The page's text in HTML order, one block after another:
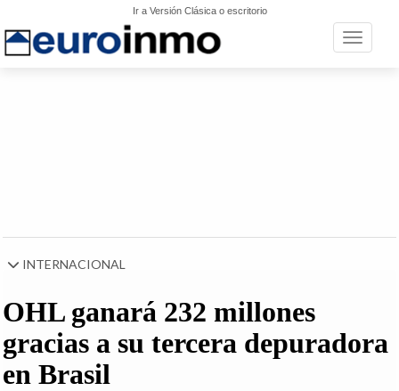
Ir a Versión Clásica o escritorio
Toggle
INTERNACIONAL
OHL ganará 232 millones
gracias a su tercera depuradora
en Brasil